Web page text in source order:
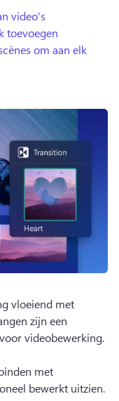
video's
toevoegen
om aan elk
vloeiend met
zijn een
met
bewerkt uitzien.